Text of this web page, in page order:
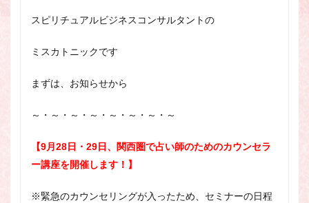
スピリチュアルビジネスコンサルタントの
ミスカトニックです
まずは、お知らせから
～・～・～・～・～・～・～・～
【9月28日・29日、関西圏で占い師のためのカウンセラ
ー講座を開催します！】
※緊急のカウンセリングが入ったため、セミナーの日程
スピリチュアル・カウンセリング
スピリチュアル・セッション
アル・カウンセラーになりたい、スピリチュアル・カウンセリ
ヒプノセラピー
則
占いカウンセラー